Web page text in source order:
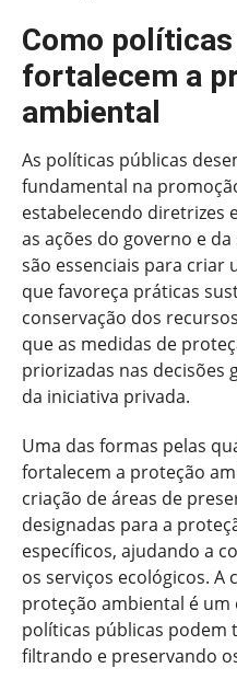
Como
fortalecem a
ambiental
As políticas públicas
fundamental na
estabelecendo diretrizes
as ações do governo e
são essenciais para
que favoreça práticas
conservação dos
que as medidas de
priorizadas nas decisões
da iniciativa privada.
Uma das formas pelas
fortalecem a proteção
criação de áreas de
designadas para a
específicos, ajudando a
os serviços ecológicos. A
proteção ambiental é um
políticas públicas
filtrando e preservando